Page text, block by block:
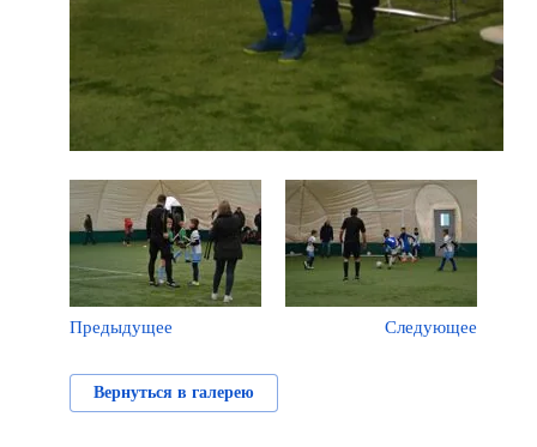
Предыдущее Следующее
Вернуться в галерею